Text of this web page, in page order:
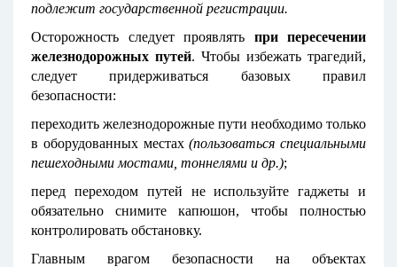
подлежит государственной регистрации.
Осторожность следует проявлять при пересечении
железнодорожных путей. Чтобы избежать трагедий,
следует придерживаться базовых правил
безопасности:
переходить железнодорожные пути необходимо только
в оборудованных местах(пользоваться специальными
пешеходными мостами, тоннелями и др.);
перед переходом путей не используйте гаджеты и
обязательно снимите капюшон, чтобы полностью
контролировать обстановку.
Главным врагом безопасности на объектах